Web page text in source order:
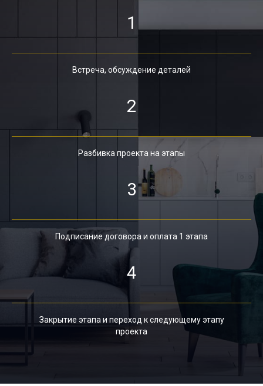
1
Встреча, обсуждение деталей
2
Разбивка проекта на этапы
3
Подписание договора и оплата 1 этапа
4
Закрытие этапа и переход к следующему этапу
проекта